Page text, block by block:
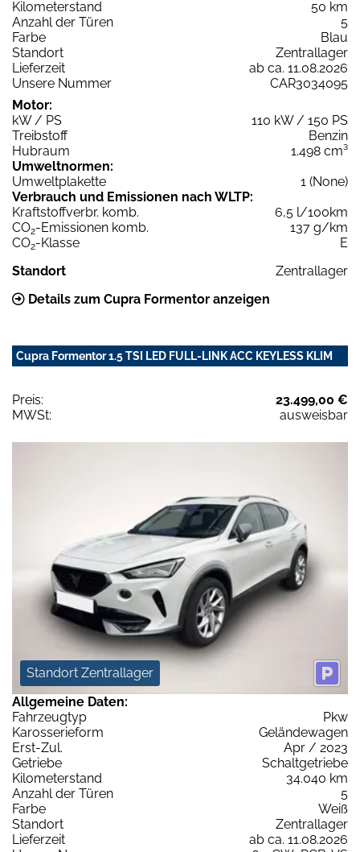
Kilometerstand
50 km
Anzahl der Türen
5
Farbe
Blau
Standort
Zentrallager
Lieferzeit
ab ca. 11.08.2026
Unsere Nummer
CAR3034095
Motor:
kW / PS
110 kW / 150 PS
Treibstoff
Benzin
Hubraum
1.498 cm³
Umweltnormen:
Umweltplakette
1 (None)
Verbrauch und Emissionen nach WLTP:
Kraftstoffverbr. komb.
6,5 l/100km
CO2-Emissionen komb.
137 g/km
CO2-Klasse
E
Standort
Zentrallager
Details zum Cupra Formentor anzeigen
Cupra Formentor 1.5 TSI LED FULL-LINK ACC KEYLESS KLIM
Preis:
23.499,00 €
MWSt:
ausweisbar
Standort Zentrallager
Allgemeine Daten:
Fahrzeugtyp
Pkw
Karosserieform
Geländewagen
Erst-Zul.
Apr / 2023
Getriebe
Schaltgetriebe
Kilometerstand
34.040 km
Anzahl der Türen
5
Farbe
Weiß
Standort
Zentrallager
Lieferzeit
ab ca. 11.08.2026